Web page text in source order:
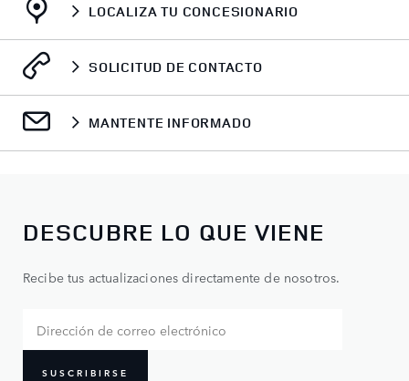
LOCALIZA TU CONCESIONARIO
SOLICITUD DE CONTACTO
MANTENTE INFORMADO
DESCUBRE LO QUE VIENE
Recibe tus actualizaciones directamente de nosotros.
SUSCRIBIRSE